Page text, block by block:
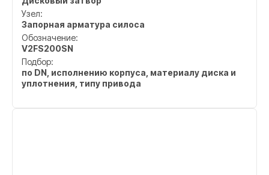
Узел:
Запорная арматура силоса
Обозначение:
V2FS200SN
Подбор:
по DN, исполнению корпуса, материалу диска и
уплотнения, типу привода